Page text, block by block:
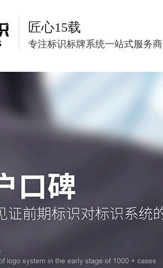
匠心15载
专注标识标牌系统一站式服务商